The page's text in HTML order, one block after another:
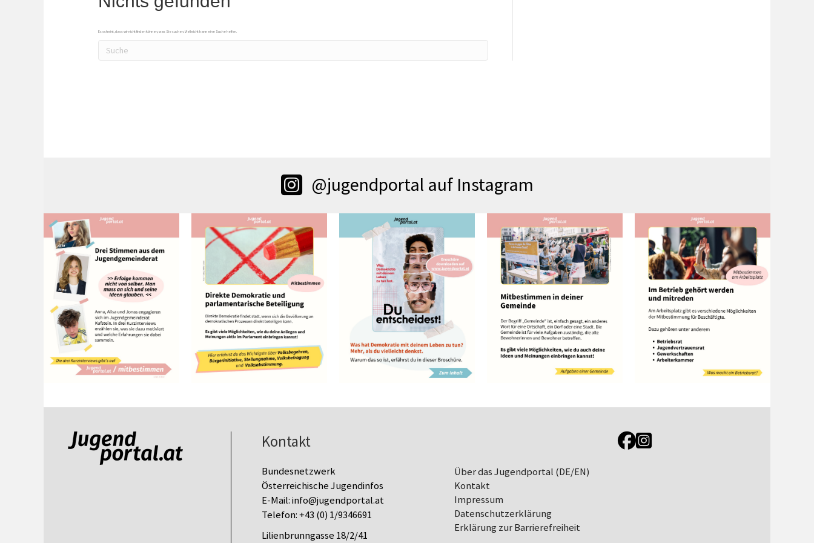
Es scheint, dass wir nicht finden können, was Sie suchen. Vielleicht kann eine Suche helfen.
@jugendportal auf Instagram
Kontakt
Bundesnetzwerk
Österreichische Jugendinfos
E-Mail:info@jugendportal.at
Telefon:+43 (0) 1/9346691
Lilienbrunngasse 18/2/41
Über das Jugendportal (DE/EN)
Kontakt
Impressum
Datenschutz­erklärung
Erklärung zur Barrierefreiheit
Link zur Jugendportal Facebookseite
Link zur Jugendportal Instagramseite